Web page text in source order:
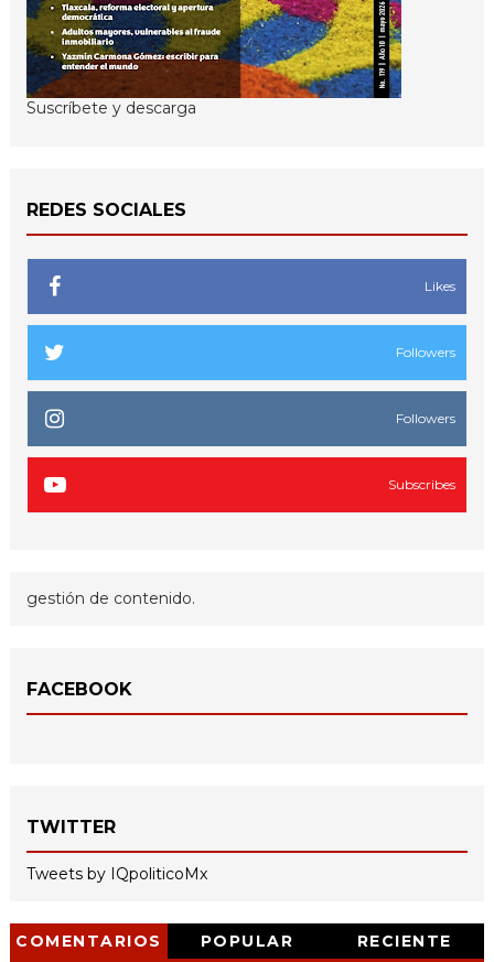
Suscríbete y descarga
REDES SOCIALES
Likes
Followers
Followers
Subscribes
gestión de contenido.
FACEBOOK
TWITTER
Tweets by IQpoliticoMx
COMENTARIOS POPULAR RECIENTE